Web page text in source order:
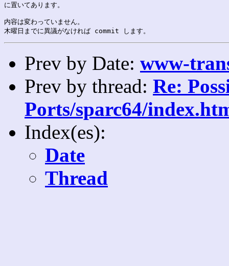
に置いてあります。
内容は変わっていません。
Prev by Date: www-
Prev by thread: Re:
Ports/sparc64/
Index(es):
Date
Thread